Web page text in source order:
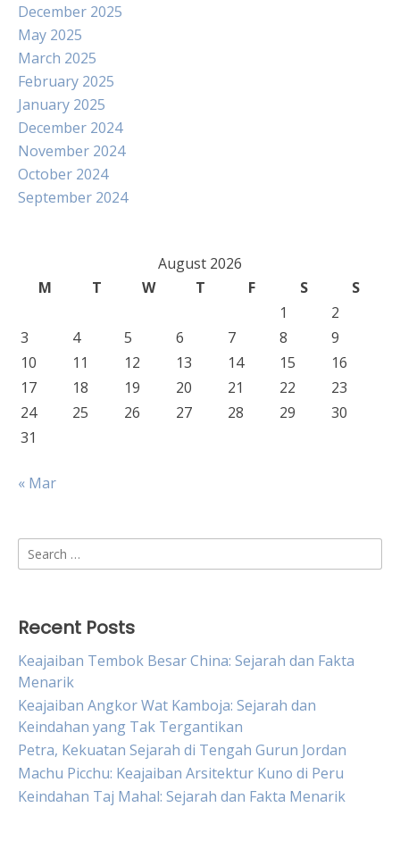
December 2025
May 2025
March 2025
February 2025
January 2025
December 2024
November 2024
October 2024
September 2024
August 2026
M
T W T F S
S
1
2
3
4 5 6 7 8
9
10
11 12 13 14 15
16
17
18 19 20 21 22
23
24
25 26 27 28 29
30
31
« Mar
Search
for:
Recent Posts
Keajaiban Tembok Besar China: Sejarah dan Fakta
Menarik
Keajaiban Angkor Wat Kamboja: Sejarah dan
Keindahan yang Tak Tergantikan
Petra, Kekuatan Sejarah di Tengah Gurun Jordan
Machu Picchu: Keajaiban Arsitektur Kuno di Peru
Keindahan Taj Mahal: Sejarah dan Fakta Menarik